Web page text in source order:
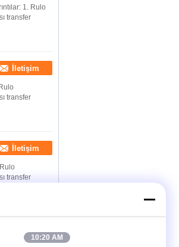
1. Rulo
transfer
İletişim
transfer
İletişim
transfer
10:20 AM